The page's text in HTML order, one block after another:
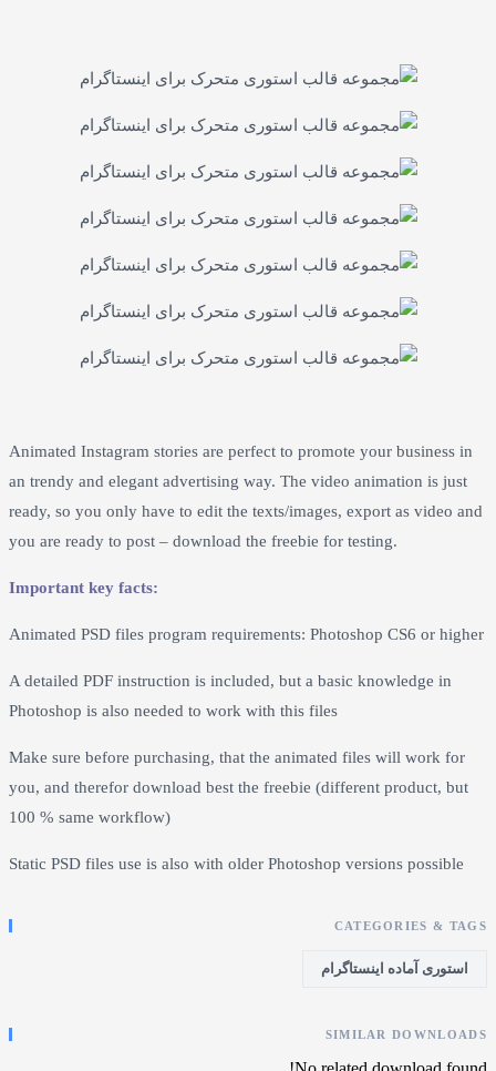
Animated Instagram stories are perfect to promote your
an trendy and elegant advertising way. The video animation
ready, so you only have to edit the texts/images, export as
you are ready to post – download the freebie for testing.
Important key facts:
Animated PSD files program requirements: Photoshop CS6
A detailed PDF instruction is included, but a basic
Photoshop is also needed to work with this files
Make sure before purchasing, that the animated files will
you, and therefor download best the freebie (different
100 % same workflow)
Static PSD files use is also with older Photoshop versions
CATEGORIES
آماده اینستاگرام
SIMILAR